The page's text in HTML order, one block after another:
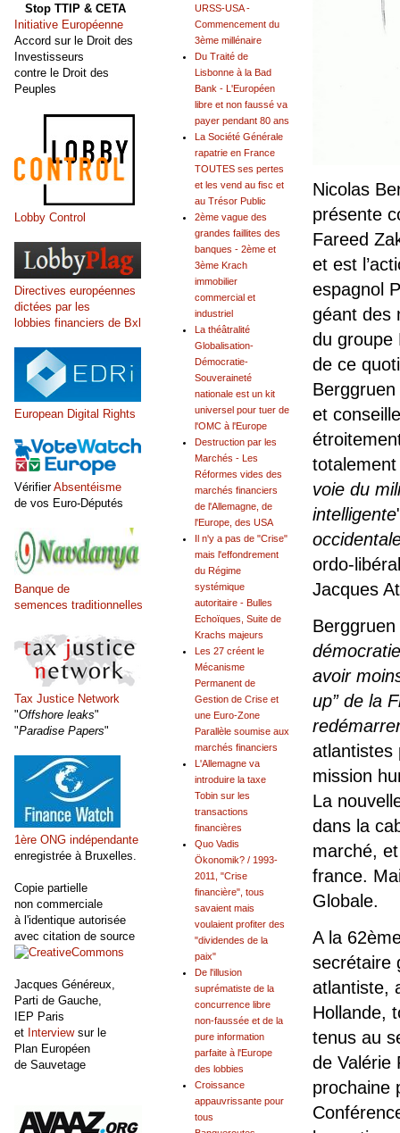
Nicolas
présente
Fareed
et est
espagnol
géant des
du groupe
de ce
et
voie du
intelligente
ordo-
Jacques
avoir
up” de la
atlantistes
mission
La
dans la
marché,
france.
Globale.
A la
secrétaire
atlantiste,
Hollande,
tenus au
de Valérie
prochaine
URSS-USA -
Commencement du
3ème millénaire
Du Traité de
Lisbonne à la Bad
Bank - L'Européen
libre et non faussé va
payer pendant 80 ans
La Société Générale
rapatrie en France
TOUTES ses pertes
et les vend au fisc et
au Trésor Public
2ème vague des
grandes faillites des
banques - 2ème et
3ème Krach
immobilier
commercial et
industriel
La théâtralité
Globalisation-
Démocratie-
Souveraineté
nationale est un kit
universel pour tuer de
l'OMC à l'Europe
Destruction par les
Marchés - Les
Réformes vides des
marchés financiers
de l'Allemagne, de
l'Europe, des USA
Il n'y a pas de "Crise"
mais l'effondrement
du Régime
systémique
autoritaire - Bulles
Echoïques, Suite de
Krachs majeurs
Les 27 créent le
Mécanisme
Permanent de
Gestion de Crise et
une Euro-Zone
Parallèle soumise aux
marchés financiers
L'Allemagne va
introduire la taxe
Tobin sur les
transactions
financières
Quo Vadis
Ökonomik? / 1993-
2011, "Crise
financière", tous
savaient mais
voulaient profiter des
"dividendes de la
paix"
De l'illusion
suprématiste de la
concurrence libre
non-faussée et de la
pure information
parfaite à l'Europe
des lobbies
Croissance
appauvrissante pour
tous
Stop TTIP & CETA
Initiative Européenne
Accord sur le Droit des
Investisseurs
contre le Droit des
Peuples
Lobby Control
Directives européennes
dictées par les
lobbies financiers de Bxl
European Digital Rights
VérifierAbsentéisme
de vos Euro-Députés
Banque de
semences traditionnelles
Tax Justice Network
"Offshore leaks"
"Paradise Papers"
1ère ONG indépendante
enregistrée à Bruxelles.
Copie partielle
non commerciale
à l'identique autorisée
avec citation de source
Jacques Généreux,
Parti de Gauche,
IEP Paris
et Interviewsur le
Plan Européen
de Sauvetage